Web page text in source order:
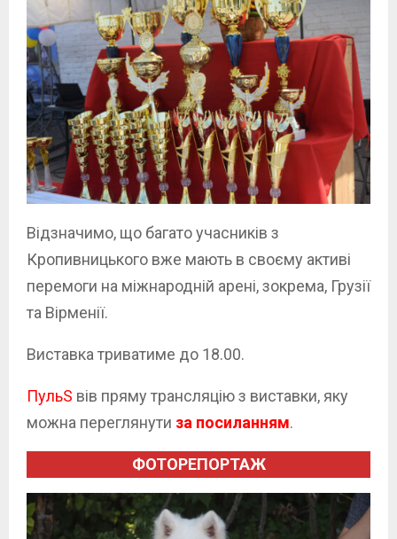
Відзначимо, що багато учасників з
Кропивницького вже мають в своєму активі
перемоги на міжнародній арені, зокрема, Грузії
та Вірменії.
Виставка тpиватиме до 18.00.
ПульS вів пряму трансляцію з виставки, яку
можна переглянути за посиланням.
ФОТОРЕПОРТАЖ